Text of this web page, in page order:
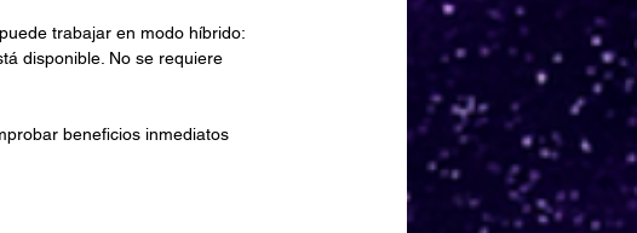
trabajar en modo híbrido:
disponible. No se requiere
beneficios inmediatos